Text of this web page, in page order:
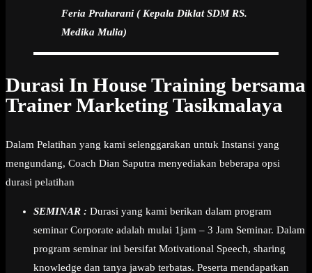
Feria Praharani ( Kepala Diklat SDM RS.
Medika Mulia)
Durasi In House Training bersama
Trainer Marketing Tasikmalaya
Dalam Pelatihan yang kami selenggarakan untuk Instansi yang
mengundang, Coach Dian Saputra menyediakan beberapa opsi
durasi pelatihan
SEMINAR : Durasi yang kami berikan dalam program
seminar Corporate adalah mulai 1jam – 3 Jam Seminar. Dalam
program seminar ini bersifat Motivational Speech, sharing
knowledge dan tanya jawab terbatas. Peserta mendapatkan